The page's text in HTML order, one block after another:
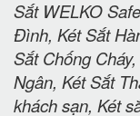
Sắt WELKO
Đình, Két Sắt
Sắt Chống
Ngân, Két Sắt
khách sạn, Két